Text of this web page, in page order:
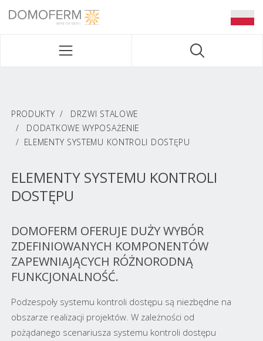
DOMOFERM NAVIGATION
PRODUKTY
DRZWI STALOWE
DODATKOWE WYPOSAŻENIE
ELEMENTY SYSTEMU KONTROLI DOSTĘPU
ELEMENTY SYSTEMU KONTROLI
DOSTĘPU
DOMOFERM OFERUJE DUŻY WYBÓR
ZDEFINIOWANYCH KOMPONENTÓW
ZAPEWNIAJĄCYCH RÓŻNORODNĄ
FUNKCJONALNOŚĆ.
Podzespoły systemu kontroli dostępu są niezbędne na
obszarze realizacji projektów. W zależności od
pożądanego scenariusza systemu kontroli dostępu